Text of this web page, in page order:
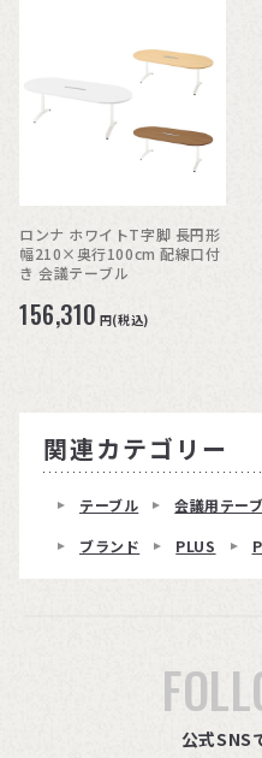
ロンナ ホワイトT字脚 長円形
幅210×奥行100cm 配線口付
き 会議テーブル
156,310 円(税込)
関連カテゴリー
テーブル
会議用テー
ブランド
PLUS
公式SNS